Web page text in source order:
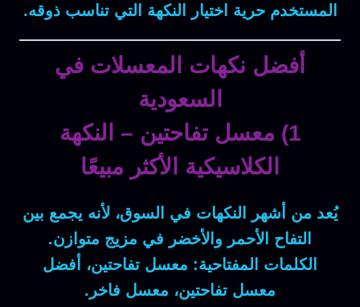
المستخدم حرية اختيار النكهة التي تناسب ذوقه.
أفضل نكهات المعسلات في
السعودية
1) معسل تفاحتين – النكهة
الكلاسيكية الأكثر مبيعًا
يُعد من أشهر النكهات في السوق، لأنه يجمع بين
التفاح الأحمر والأخضر في مزيج متوازن.
الكلمات المفتاحية: معسل تفاحتين، أفضل
معسل تفاحتين، معسل فاخر.